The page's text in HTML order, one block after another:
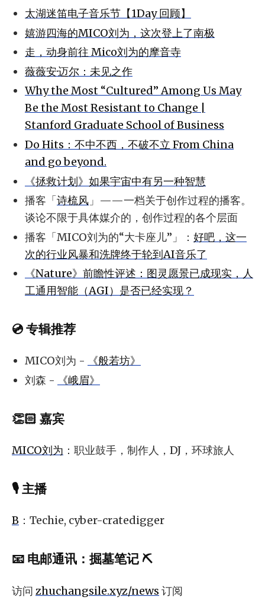
太湖迷笛电子音乐节【1Day 回顾】
嬉游四海的MICO刘为，这次登上了南极
走，动身前往 Mico刘为的摩音寺
薇薇安·迈尔：未见之作
Why the Most “Cultured” Among Us May
Be the Most Resistant to Change |
Stanford Graduate School of Business
Do Hits：不中不西，不破不立 From China
and go beyond.
《拯救计划》如果宇宙中有另一种智慧
播客「诗梳风 」——一档关于创作过程的播客。
谈论不限于具体媒介的，创作过程的各个层面
播客「MICO刘为的“大卡座儿”」： 好吧，这一
次的行业风暴和洗牌终于轮到AI音乐了
《Nature》前瞻性评述：图灵愿景已成现实，人
工通用智能（AGI）是否已经实现？
💿 专辑推荐
MICO刘为 -
《般若坊》
刘森 -
《峨眉》
👏🏻 嘉宾
MICO刘为 ：职业鼓手，制作人，DJ，环球旅人
🎙 主播
B ：Techie, cyber-cratedigger
📧 电邮通讯 ： 掘墓笔记 ⛏️
访问 zhuchangsile.xyz/news 订阅